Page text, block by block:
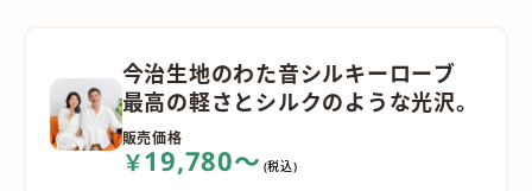
今治生地のわた音シルキーローブ
最高の軽さとシルクのような光沢。
販売価格
￥19,780～ (税込)